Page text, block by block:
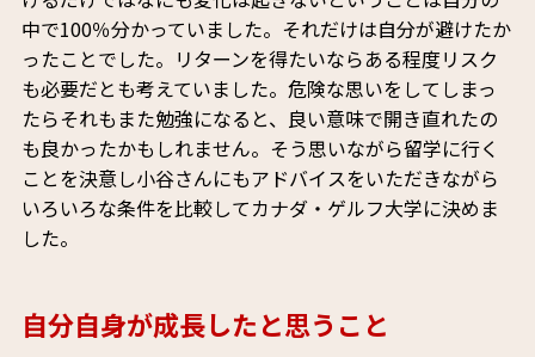
中で100％分かっていました。それだけは自分が避けたか
ったことでした。リターンを得たいならある程度リスク
も必要だとも考えていました。危険な思いをしてしまっ
たらそれもまた勉強になると、良い意味で開き直れたの
も良かったかもしれません。そう思いながら留学に行く
ことを決意し小谷さんにもアドバイスをいただきながら
いろいろな条件を比較してカナダ・ゲルフ大学に決めま
した。
自分自身が成長したと思うこと